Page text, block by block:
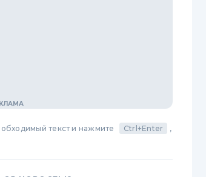
текст и нажмите Ctrl+Enter
,